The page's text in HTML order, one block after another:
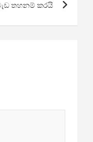
තහනම් කරයි